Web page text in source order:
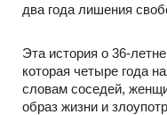
два года лишения
Эта история о 36-
которая четыре года
словам соседей,
образ жизни и